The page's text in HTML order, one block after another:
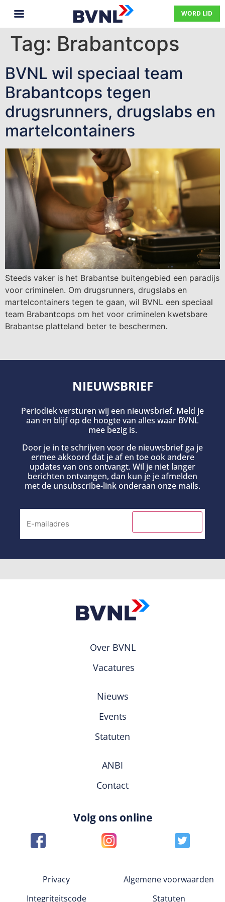
WORD LID
Tag: Brabantcops
BVNL wil speciaal team
Brabantcops tegen
drugsrunners, drugslabs en
martelcontainers
Steeds vaker is het Brabantse buitengebied een paradijs
voor criminelen. Om drugsrunners, drugslabs en
martelcontainers tegen te gaan, wil BVNL een speciaal
team Brabantcops om het voor criminelen kwetsbare
Brabantse platteland beter te beschermen.
NIEUWSBRIEF
Periodiek versturen wij een nieuwsbrief. Meld je
aan en blijf op de hoogte van alles waar BVNL
mee bezig is.
Door je in te schrijven voor de nieuwsbrief ga je
ermee akkoord dat je af en toe ook andere
updates van ons ontvangt. Wil je niet langer
berichten ontvangen, dan kun je je afmelden
met de unsubscribe-link onderaan onze mails.
Over BVNL
Vacatures
Nieuws
Events
Statuten
ANBI
Contact
Volg ons online
Privacy
Algemene voorwaarden
Integriteitscode
Statuten